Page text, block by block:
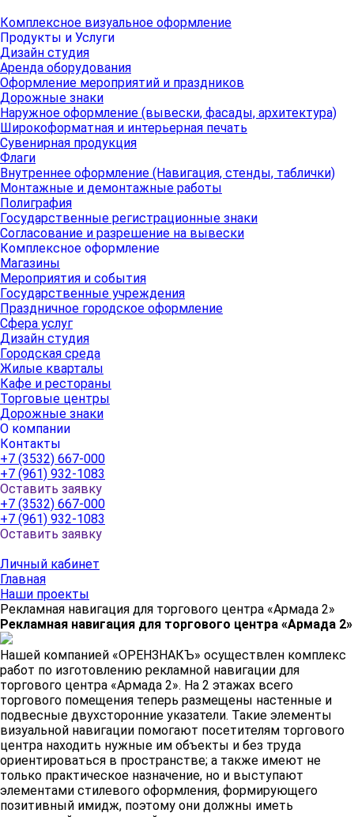
Комплексное визуальное оформление
Продукты и Услуги
Дизайн студия
Аренда оборудования
Оформление мероприятий и праздников
Дорожные знаки
Наружное оформление (вывески, фасады, архитектура)
Широкоформатная и интерьерная печать
Сувенирная продукция
Флаги
Внутреннее оформление (Навигация, стенды, таблички)
Монтажные и демонтажные работы
Полиграфия
Государственные регистрационные знаки
Согласование и разрешение на вывески
Комплексное оформление
Магазины
Мероприятия и события
Государственные учреждения
Праздничное городское оформление
Сфера услуг
Дизайн студия
Городская среда
Жилые кварталы
Кафе и рестораны
Торговые центры
Дорожные знаки
О компании
Контакты
+7 (3532) 667-000
+7 (961) 932-1083
Оставить заявку
+7 (3532) 667-000
+7 (961) 932-1083
Оставить заявку
Личный кабинет
Главная
Наши проекты
Рекламная навигация для торгового центра «Армада 2»
Рекламная навигация для торгового центра «Армада 2»
Нашей компанией «ОРЕНЗНАКЪ» осуществлен комплекс
работ по изготовлению рекламной навигации для
торгового центра «Армада 2». На 2 этажах всего
торгового помещения теперь размещены настенные и
подвесные двухсторонние указатели. Такие элементы
визуальной навигации помогают посетителям торгового
центра находить нужные им объекты и без труда
ориентироваться в пространстве; а также имеют не
только практическое назначение, но и выступают
элементами стилевого оформления, формирующего
позитивный имидж, поэтому они должны иметь